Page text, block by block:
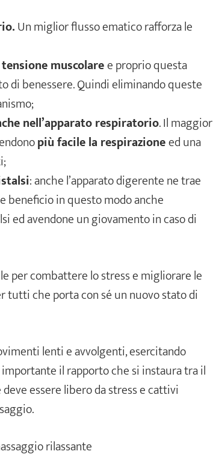
Un miglior flusso ematico rafforza le
muscolaree proprio questa
di benessere. Quindi eliminando queste
nell’apparato respiratorio. Il maggior
più facile la respirazioneed una
: anche l’apparato digerente ne trae
beneficio in questo modo anche
ed avendone un giovamento in caso di
per combattere lo stress e migliorare le
tutti che porta con sé un nuovo stato di
lenti e avvolgenti, esercitando
il rapporto che si instaura tra il
essere libero da stress e cattivi